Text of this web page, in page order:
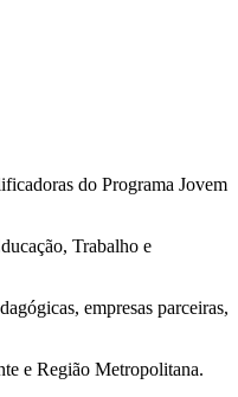
do Programa Jovem
Trabalho e
empresas parceiras,
e Região Metropolitana.